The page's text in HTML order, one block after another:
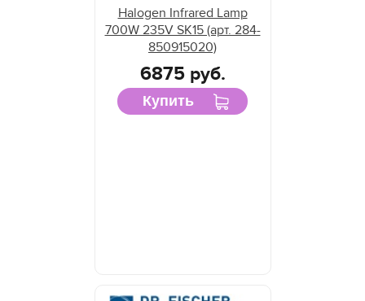
Halogen Infrared Lamp
700W 235V SK15 (арт. 284-
850915020)
6875 руб.
Купить